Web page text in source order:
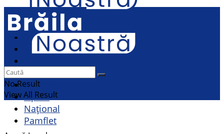
Contact
Actualitate
Politic
Cultural
Opinii
Național
Pamflet
No Result
View All Result